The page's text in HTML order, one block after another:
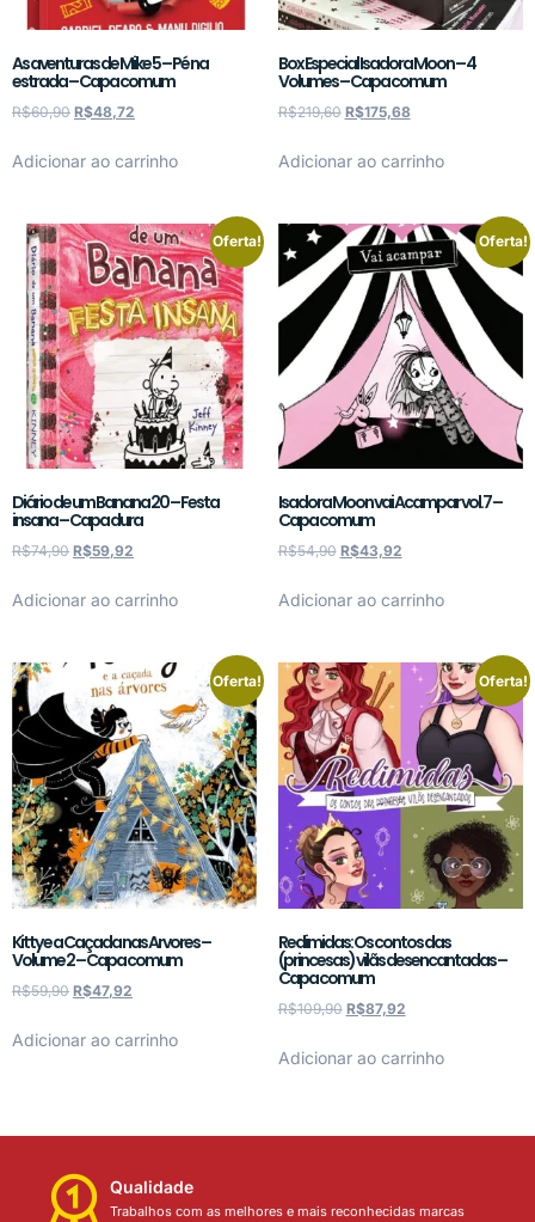
As aventuras de Mike 5 – Pé na
estrada – Capa comum
R$60,90 R$48,72
Adicionar ao carrinho
Box Especial Isadora Moon – 4
Volumes – Capa comum
R$219,60 R$175,68
Adicionar ao carrinho
Oferta!
Diário de um Banana 20 – Festa
insana – Capa dura
R$74,90 R$59,92
Adicionar ao carrinho
Oferta!
Isadora Moon vai Acampar vol.7 –
Capa comum
R$54,90 R$43,92
Adicionar ao carrinho
Oferta!
Kitty e a Caçada nas Arvores –
Volume 2 – Capa comum
R$59,90 R$47,92
Adicionar ao carrinho
Oferta!
Redimidas: Os contos das
(princesas) vilãs desencantadas –
Capa comum
R$109,90 R$87,92
Adicionar ao carrinho
Qualidade
Trabalhos com as melhores e mais reconhecidas marcas